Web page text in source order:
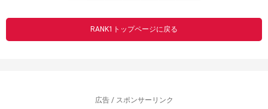
RANK1トップページに戻る
広告 / スポンサーリンク